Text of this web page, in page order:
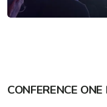
CONFERENCE